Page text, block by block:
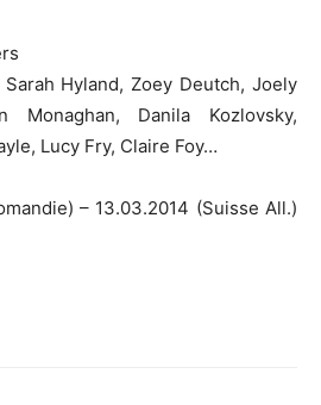
Hyland, Zoey Deutch, Joely
Monaghan, Danila Kozlovsky,
Lucy Fry, Claire Foy…
– 13.03.2014 (Suisse All.)